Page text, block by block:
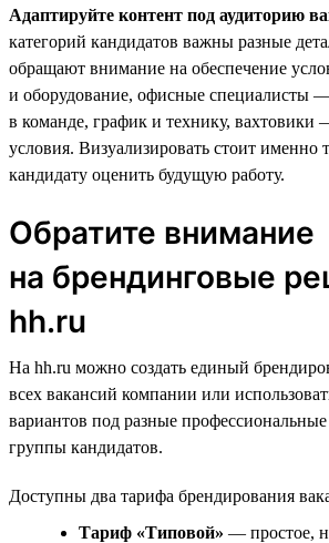
Адаптируйте контент под аудиторию
категорий кандидатов важны разные
обращают внимание на обеспечение
и оборудование, офисные специалисты
в команде, график и технику,
условия. Визуализировать стоит именно
кандидату оценить будущую работу.
Обратите внимание
на брендинговые
hh.ru
На hh.ru можно создать единый
всех вакансий компании или
вариантов под разные
группы кандидатов.
Доступны два тарифа брендирования
Тариф «Типовой» — простое,